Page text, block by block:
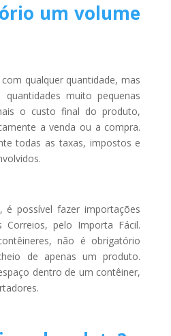
um volume
qualquer quantidade, mas
muito pequenas
o custo final do produto,
a venda ou a compra.
todas as taxas, impostos e
é possível fazer importações
Correios, pelo Importa Fácil.
não é obrigatório
de apenas um produto.
dentro de um contêiner,